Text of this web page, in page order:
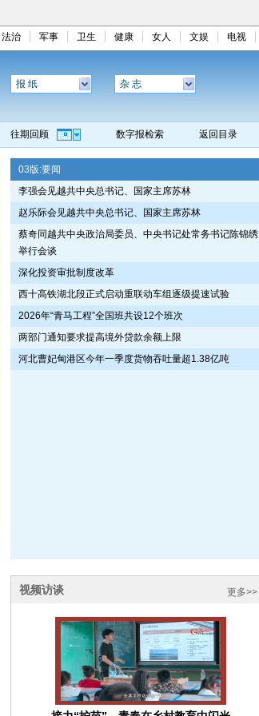
法治 军事 卫生 健康 女人 文娱 电视
报 纸 杂 志
往期回顾 数字报检索 返回目录
03版:要闻
李强会见越共中央总书记、国家主席苏林
赵乐际会见越共中央总书记、国家主席苏林
蔡奇同越共中央政治局委员、中央书记处常务书记陈锦绣
举行会谈
深化投资审批制度改革
西十高铁湖北段正式启动重联动车组逐级提速试验
2026年“青马工程”全国班共设12个班次
两部门通知要求提高境外贷款余额上限
河北曹妃甸港区今年一季度货物吞吐量超1.38亿吨